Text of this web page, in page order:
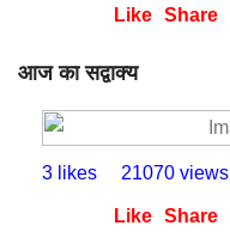
Like Share
आज का सद्वाक्य
3 likes 21070 views
Like Share